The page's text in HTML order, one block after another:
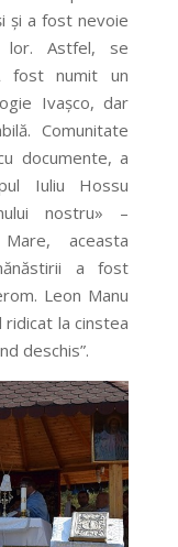
și a fost nevoie
lor. Astfel, se
fost numit un
Ivașco, dar
Comunitate
documente, a
Iuliu Hossu
nostru» –
aceasta
a fost
Leon Manu
la cinstea
deschis”.